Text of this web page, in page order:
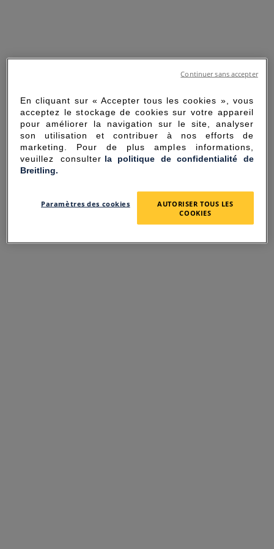
SORRY FOR THE
INCONVENIENCE
UNEXPECTED ERROR OCCURRED.
En cliquant sur « Accepter tous les cookies », vous
acceptez le stockage de cookies sur votre appareil
pour améliorer la navigation sur le site, analyser
son utilisation et contribuer à nos efforts de
marketing. Pour de plus amples informations,
veuillez consulter la politique de confidentialité de
Breitling.
Paramètres des cookies
AUTORISER TOUS LES
COOKIES
Continuer sans accepter